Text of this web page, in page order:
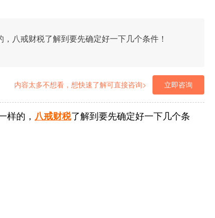
八戒财税了解到要先确定好一下几个条件！
内容太多不想看，想快速了解可直接咨询> 立即咨询
样的， 八戒财税了解到要先确定好一下几个条